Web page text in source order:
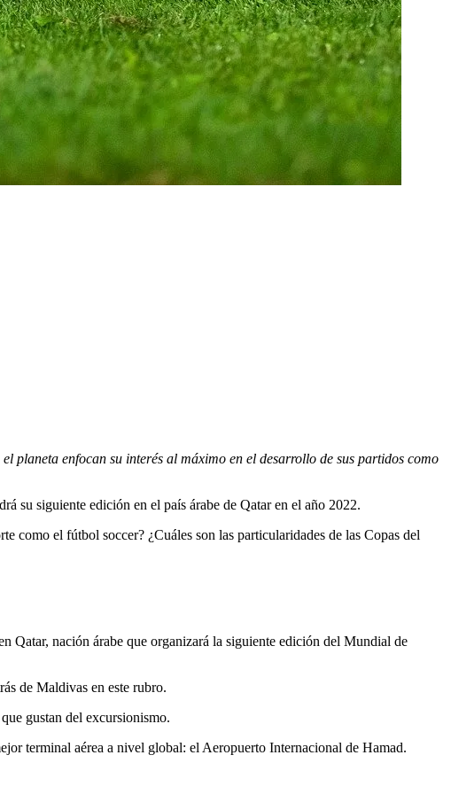
planeta enfocan su interés al máximo en el desarrollo de sus partidos como
su siguiente edición en el país árabe de Qatar en el año 2022.
como el fútbol soccer? ¿Cuáles son las particularidades de las Copas del
Qatar, nación árabe que organizará la siguiente edición del Mundial de
de Maldivas en este rubro.
gustan del excursionismo.
terminal aérea a nivel global: el Aeropuerto Internacional de Hamad.